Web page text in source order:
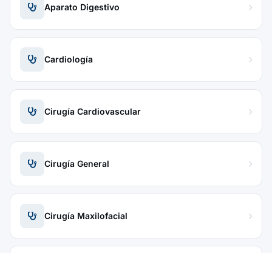
Aparato Digestivo
Cardiología
Cirugía Cardiovascular
Cirugía General
Cirugía Maxilofacial